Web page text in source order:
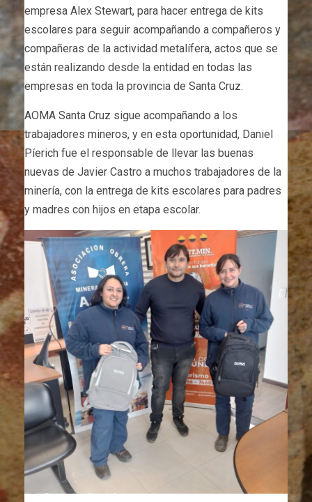
empresa Alex Stewart, para hacer entrega de kits
escolares para seguir acompañando a compañeros y
compañeras de la actividad metalífera, actos que se
están realizando desde la entidad en todas las
empresas en toda la provincia de Santa Cruz.
AOMA Santa Cruz sigue acompañando a los
trabajadores mineros, y en esta oportunidad, Daniel
Píerich fue el responsable de llevar las buenas
nuevas de Javier Castro a muchos trabajadores de la
minería, con la entrega de kits escolares para padres
y madres con hijos en etapa escolar.